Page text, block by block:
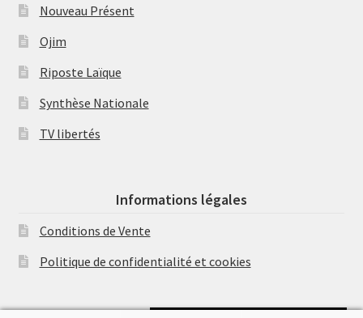
Nouveau Présent
Ojim
Riposte Laïque
Synthèse Nationale
TV libertés
Informations légales
Conditions de Vente
Politique de confidentialité et cookies